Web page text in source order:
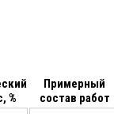
%
Примерный
состав работ